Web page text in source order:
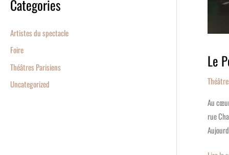
Categories
Artistes du spectacle
Foire
Théâtres Parisiens
Uncategorized
Le
Au
rue